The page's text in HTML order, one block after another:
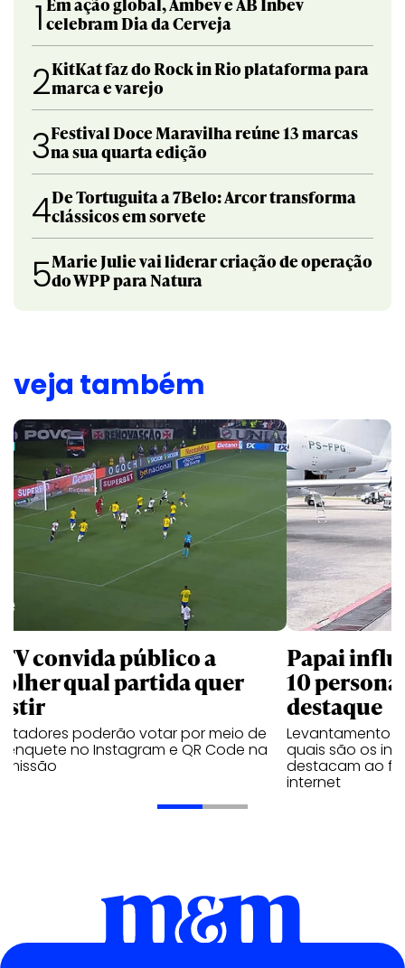
1 celebram Dia da Cerveja
2KitKat faz do Rock in Rio plataforma para
marca e varejo
3Festival Doce Maravilha reúne 13 marcas
na sua quarta edição
4De Tortuguita a 7Belo: Arcor transforma
clássicos em sorvete
5Marie Julie vai liderar criação de operação
do WPP para Natura
veja também
TV convida público a
qual partida quer
poderão votar por meio de
enquete no Instagram e QR Code na
Papai
10
destaque
Levantamento
quais são os
destacam ao
internet